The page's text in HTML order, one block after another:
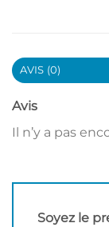
AVIS (0)
Avis
Il n’y a pas
Soyez le